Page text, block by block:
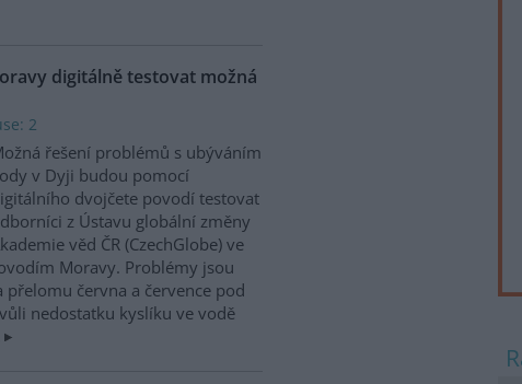
digitálně testovat možná
2
řešení problémů s ubýváním
v Dyji budou pomocí
dvojčete povodí testovat
z Ústavu globální změny
věd ČR (CzechGlobe) ve
Moravy. Problémy jsou
června a července pod
nedostatku kyslíku ve vodě